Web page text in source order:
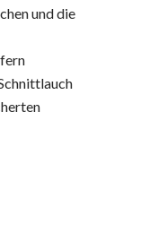
und die